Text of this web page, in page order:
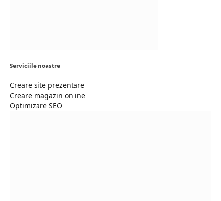
Serviciile noastre
Creare site prezentare
Creare magazin online
Optimizare SEO